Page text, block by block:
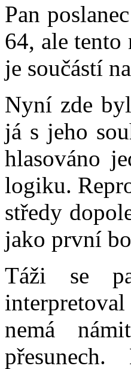
Pan
64, ale tento
je součástí
Nyní zde
já s jeho
hlasováno
logiku.
středy
jako první
Táži se
nemá